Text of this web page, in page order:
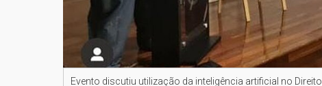
Evento discutiu utilização da inteligência artificial no Direito.